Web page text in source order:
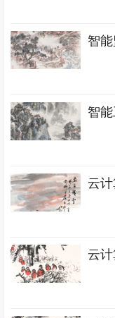
智
智
云
云